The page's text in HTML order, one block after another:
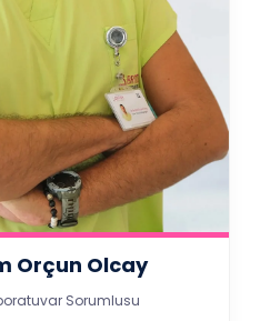
Orçun Olcay
Sorumlusu